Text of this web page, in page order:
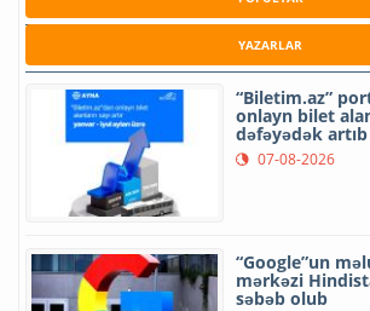
YAZARLAR
“Biletim.az”
onlayn bilet
dəfəyədək artıb
07-08-2026
“Google”un
mərkəzi
səbəb olub